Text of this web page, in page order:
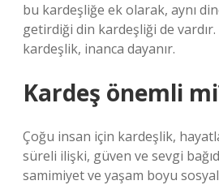
bu kardeşliğe ek olarak, aynı
getirdiği din kardeşliği de
kardeşlik, inanca dayanır.
Kardeş önemli
Çoğu insan için kardeşlik,
süreli ilişki, güven ve sevgi
samimiyet ve yaşam boyu